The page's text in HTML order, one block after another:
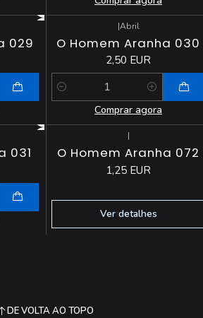
029
|Abril
O Homem Aranha 030
2,50 EUR
Quantidade
Comprar agora
031
|
O Homem Aranha 072
1,25 EUR
Ver detalhes
DE VOLTA AO TOPO